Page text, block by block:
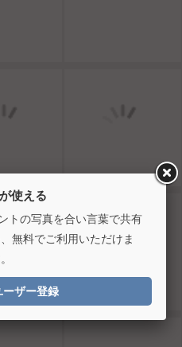
使える
トの写真を合い言葉で共有
無料でご利用いただけま
ーザー登録